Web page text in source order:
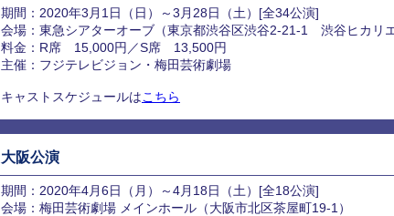
期間：2020年3月1日（日）～3月28日（土）[全34公演]
会場：東急シアターオーブ（東京都渋谷区渋谷2-21-1 渋谷ヒカリエ
料金：R席 15,000円／S席 13,500円
主催：フジテレビジョン・梅田芸術劇場
キャストスケジュールはこちら
大阪公演
期間：2020年4月6日（月）～4月18日（土）[全18公演]
会場：梅田芸術劇場 メインホール（大阪市北区茶屋町19-1）